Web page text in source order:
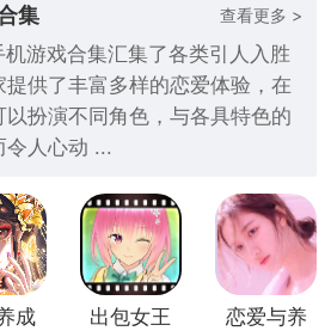
集 查看更多 >
游戏合集汇集了各类引人入胜
供了丰富多样的恋爱体验，在
扮演不同角色，与各具特色的
令人心动 ...
成
出包女王
恋爱与养